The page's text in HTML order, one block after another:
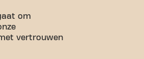
om
vertrouwen